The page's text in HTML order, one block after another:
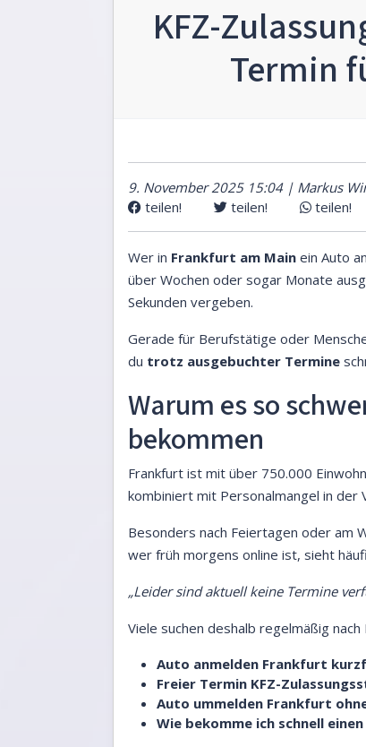
KFZ-
Termin
9. November 2025 15:04 | Markus
teilen!
teilen! teilen!
Wer in Frankfurt am Main ein Auto
über Wochen oder sogar Monate
Sekunden vergeben.
Gerade für Berufstätige oder
du trotz ausgebuchter Termine
Warum es so
bekommen
Frankfurt ist mit über 750.000
kombiniert mit Personalmangel in der
Besonders nach Feiertagen oder am
wer früh morgens online ist, sieht
„Leider sind aktuell keine Termine
Viele suchen deshalb regelmäßig
Auto anmelden Frankfurt
Freier Termin KFZ-
Auto ummelden Frankfurt
Wie bekomme ich schnell